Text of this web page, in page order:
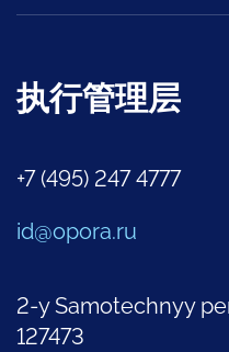
执行管理层
+7 (495) 247 4777
id@opora.ru
2-y Samotechnyy
127473